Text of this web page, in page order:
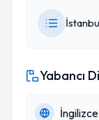
Yabancı
İngilizce